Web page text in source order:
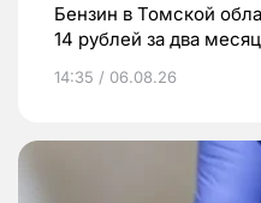
Бензин в Томской
14 рублей за два
14:35 / 06.08.26